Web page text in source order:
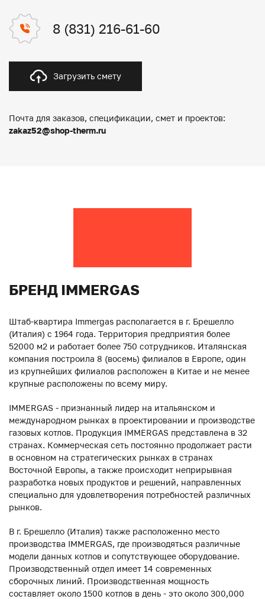
8 (831) 216-61-60
Загрузить смету
Почта для заказов, спецификации, смет и проектов:
zakaz52@shop-therm.ru
БРЕНД IMMERGAS
Штаб-квартира Immergas располагается в г. Брешелло
(Италия) с 1964 года. Территория предприятия более
52000 м2 и работает более 750 сотрудников. Италянская
компания построила 8 (восемь) филиалов в Европе, один
из крупнейших филиалов расположен в Китае и не менее
крупные расположены по всему миру.
IMMERGAS - признанный лидер на итальянском и
международном рынках в проектировании и производстве
газовых котлов. Продукция IMMERGAS представлена в 32
странах. Коммерческая сеть постоянно продолжает расти
в основном на стратегических рынках в странах
Восточной Европы, а также происходит неприрывная
разработка новых продуктов и решений, направленных
специально для удовлетворения потребностей различных
рынков.
В г. Брешелло (Италия) также расположенно место
производства IMMERGAS, где производяться различные
модели данных котлов и сопутствующее оборудование.
Производственный отдел имеет 14 современных
сборочных линий. Производственная мощность
составляет около 1500 котлов в день - это около 300,000